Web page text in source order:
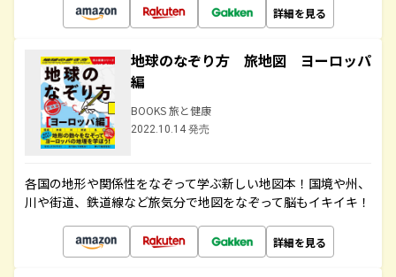
詳細を見る
地球のなぞり方 旅地図 ヨーロッパ
編
BOOKS 旅と健康
2022.10.14 発売
各国の地形や関係性をなぞって学ぶ新しい地図本！国境や州、
川や街道、鉄道線など旅気分で地図をなぞって脳もイキイキ！
詳細を見る